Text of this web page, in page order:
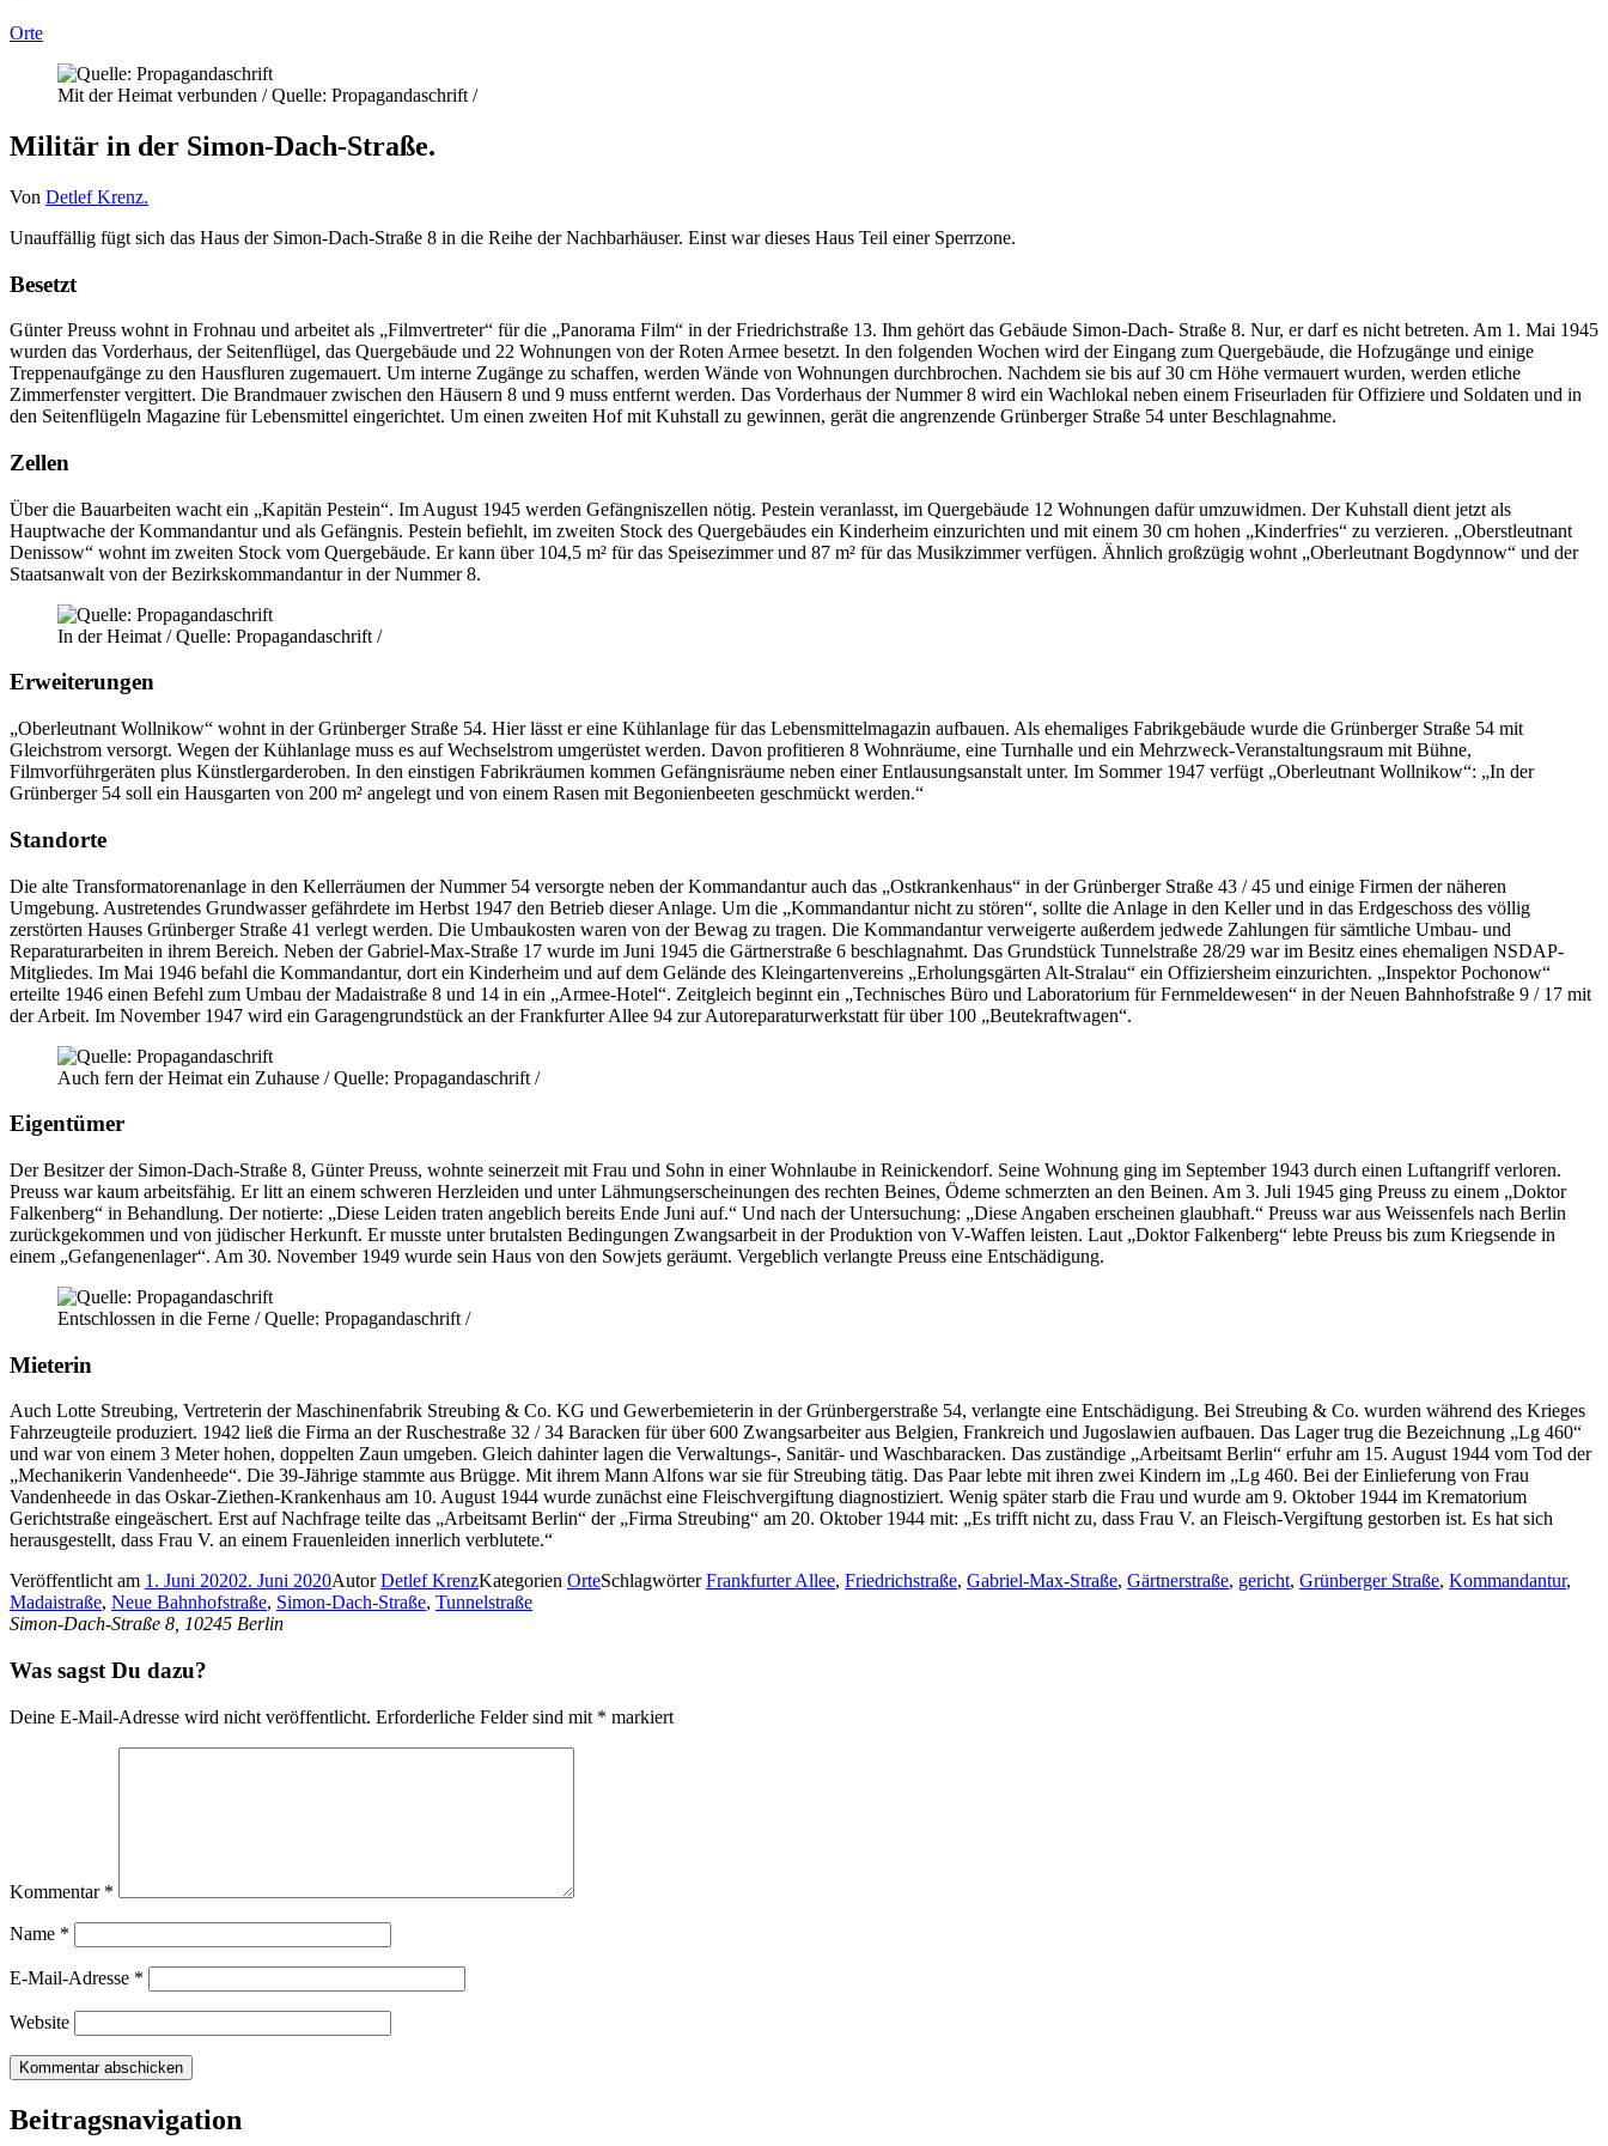
Orte
Mit der Heimat verbunden / Quelle: Propagandaschrift /
Militär in der Simon-Dach-Straße.
Von Detlef Krenz.
Unauffällig fügt sich das Haus der Simon-Dach-Straße 8 in die Reihe der Nachbarhäuser. Einst war dieses Haus Teil einer Sperrzone.
Besetzt
Günter Preuss wohnt in Frohnau und arbeitet als „Filmvertreter“ für die „Panorama Film“ in der Friedrichstraße 13. Ihm gehört das Gebäude Simon-Dach- Straße 8. Nur, er darf es nicht betreten. Am 1. Mai 1945
wurden das Vorderhaus, der Seitenflügel, das Quergebäude und 22 Wohnungen von der Roten Armee besetzt. In den folgenden Wochen wird der Eingang zum Quergebäude, die Hofzugänge und einige
Treppenaufgänge zu den Hausfluren zugemauert. Um interne Zugänge zu schaffen, werden Wände von Wohnungen durchbrochen. Nachdem sie bis auf 30 cm Höhe vermauert wurden, werden etliche
Zimmerfenster vergittert. Die Brandmauer zwischen den Häusern 8 und 9 muss entfernt werden. Das Vorderhaus der Nummer 8 wird ein Wachlokal neben einem Friseurladen für Offiziere und Soldaten und in
den Seitenflügeln Magazine für Lebensmittel eingerichtet. Um einen zweiten Hof mit Kuhstall zu gewinnen, gerät die angrenzende Grünberger Straße 54 unter Beschlagnahme.
Zellen
Über die Bauarbeiten wacht ein „Kapitän Pestein“. Im August 1945 werden Gefängniszellen nötig. Pestein veranlasst, im Quergebäude 12 Wohnungen dafür umzuwidmen. Der Kuhstall dient jetzt als
Hauptwache der Kommandantur und als Gefängnis. Pestein befiehlt, im zweiten Stock des Quergebäudes ein Kinderheim einzurichten und mit einem 30 cm hohen „Kinderfries“ zu verzieren. „Oberstleutnant
Denissow“ wohnt im zweiten Stock vom Quergebäude. Er kann über 104,5 m² für das Speisezimmer und 87 m² für das Musikzimmer verfügen. Ähnlich großzügig wohnt „Oberleutnant Bogdynnow“ und der
Staatsanwalt von der Bezirkskommandantur in der Nummer 8.
In der Heimat / Quelle: Propagandaschrift /
Erweiterungen
„Oberleutnant Wollnikow“ wohnt in der Grünberger Straße 54. Hier lässt er eine Kühlanlage für das Lebensmittelmagazin aufbauen. Als ehemaliges Fabrikgebäude wurde die Grünberger Straße 54 mit
Gleichstrom versorgt. Wegen der Kühlanlage muss es auf Wechselstrom umgerüstet werden. Davon profitieren 8 Wohnräume, eine Turnhalle und ein Mehrzweck-Veranstaltungsraum mit Bühne,
Filmvorführgeräten plus Künstlergarderoben. In den einstigen Fabrikräumen kommen Gefängnisräume neben einer Entlausungsanstalt unter. Im Sommer 1947 verfügt „Oberleutnant Wollnikow“: „In der
Grünberger 54 soll ein Hausgarten von 200 m² angelegt und von einem Rasen mit Begonienbeeten geschmückt werden.“
Standorte
Die alte Transformatorenanlage in den Kellerräumen der Nummer 54 versorgte neben der Kommandantur auch das „Ostkrankenhaus“ in der Grünberger Straße 43 / 45 und einige Firmen der näheren
Umgebung. Austretendes Grundwasser gefährdete im Herbst 1947 den Betrieb dieser Anlage. Um die „Kommandantur nicht zu stören“, sollte die Anlage in den Keller und in das Erdgeschoss des völlig
zerstörten Hauses Grünberger Straße 41 verlegt werden. Die Umbaukosten waren von der Bewag zu tragen. Die Kommandantur verweigerte außerdem jedwede Zahlungen für sämtliche Umbau- und
Reparaturarbeiten in ihrem Bereich. Neben der Gabriel-Max-Straße 17 wurde im Juni 1945 die Gärtnerstraße 6 beschlagnahmt. Das Grundstück Tunnelstraße 28/29 war im Besitz eines ehemaligen NSDAP-
Mitgliedes. Im Mai 1946 befahl die Kommandantur, dort ein Kinderheim und auf dem Gelände des Kleingartenvereins „Erholungsgärten Alt-Stralau“ ein Offiziersheim einzurichten. „Inspektor Pochonow“
erteilte 1946 einen Befehl zum Umbau der Madaistraße 8 und 14 in ein „Armee-Hotel“. Zeitgleich beginnt ein „Technisches Büro und Laboratorium für Fernmeldewesen“ in der Neuen Bahnhofstraße 9 / 17 mit
der Arbeit. Im November 1947 wird ein Garagengrundstück an der Frankfurter Allee 94 zur Autoreparaturwerkstatt für über 100 „Beutekraftwagen“.
Auch fern der Heimat ein Zuhause / Quelle: Propagandaschrift /
Eigentümer
Der Besitzer der Simon-Dach-Straße 8, Günter Preuss, wohnte seinerzeit mit Frau und Sohn in einer Wohnlaube in Reinickendorf. Seine Wohnung ging im September 1943 durch einen Luftangriff verloren.
Preuss war kaum arbeitsfähig. Er litt an einem schweren Herzleiden und unter Lähmungserscheinungen des rechten Beines, Ödeme schmerzten an den Beinen. Am 3. Juli 1945 ging Preuss zu einem „Doktor
Falkenberg“ in Behandlung. Der notierte: „Diese Leiden traten angeblich bereits Ende Juni auf.“ Und nach der Untersuchung: „Diese Angaben erscheinen glaubhaft.“ Preuss war aus Weissenfels nach Berlin
zurückgekommen und von jüdischer Herkunft. Er musste unter brutalsten Bedingungen Zwangsarbeit in der Produktion von V-Waffen leisten. Laut „Doktor Falkenberg“ lebte Preuss bis zum Kriegsende in
einem „Gefangenenlager“. Am 30. November 1949 wurde sein Haus von den Sowjets geräumt. Vergeblich verlangte Preuss eine Entschädigung.
Entschlossen in die Ferne / Quelle: Propagandaschrift /
Mieterin
Auch Lotte Streubing, Vertreterin der Maschinenfabrik Streubing & Co. KG und Gewerbemieterin in der Grünbergerstraße 54, verlangte eine Entschädigung. Bei Streubing & Co. wurden während des Krieges
Fahrzeugteile produziert. 1942 ließ die Firma an der Ruschestraße 32 / 34 Baracken für über 600 Zwangsarbeiter aus Belgien, Frankreich und Jugoslawien aufbauen. Das Lager trug die Bezeichnung „Lg 460“
und war von einem 3 Meter hohen, doppelten Zaun umgeben. Gleich dahinter lagen die Verwaltungs-, Sanitär- und Waschbaracken. Das zuständige „Arbeitsamt Berlin“ erfuhr am 15. August 1944 vom Tod der
„Mechanikerin Vandenheede“. Die 39-Jährige stammte aus Brügge. Mit ihrem Mann Alfons war sie für Streubing tätig. Das Paar lebte mit ihren zwei Kindern im „Lg 460. Bei der Einlieferung von Frau
Vandenheede in das Oskar-Ziethen-Krankenhaus am 10. August 1944 wurde zunächst eine Fleischvergiftung diagnostiziert. Wenig später starb die Frau und wurde am 9. Oktober 1944 im Krematorium
Gerichtstraße eingeäschert. Erst auf Nachfrage teilte das „Arbeitsamt Berlin“ der „Firma Streubing“ am 20. Oktober 1944 mit: „Es trifft nicht zu, dass Frau V. an Fleisch-Vergiftung gestorben ist. Es hat sich
herausgestellt, dass Frau V. an einem Frauenleiden innerlich verblutete.“
Veröffentlicht am 1. Juni 20202. Juni 2020AutorDetlef KrenzKategorien OrteSchlagwörterFrankfurter Allee, Friedrichstraße, Gabriel-Max-Straße, Gärtnerstraße, gericht, Grünberger Straße, Kommandantur,
Madaistraße, Neue Bahnhofstraße, Simon-Dach-Straße, Tunnelstraße
Simon-Dach-Straße 8, 10245 Berlin
Was sagst Du dazu?
Deine E-Mail-Adresse wird nicht veröffentlicht. Erforderliche Felder sind mit * markiert
Kommentar *
Name *
E-Mail-Adresse *
Website
Beitragsnavigation